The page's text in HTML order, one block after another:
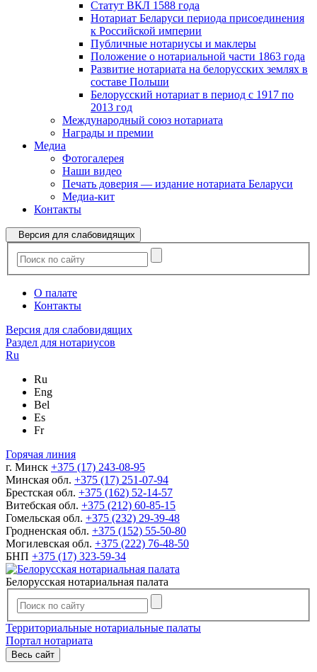
Статут ВКЛ 1588 года
Нотариат Беларуси периода присоединения
к Российской империи
Публичные нотариусы и маклеры
Положение о нотариальной части 1863 года
Развитие нотариата на белорусских землях в
составе Польши
Белорусский нотариат в период с 1917 по
2013 год
Международный союз нотариата
Награды и премии
Медиа
Фотогалерея
Наши видео
Печать доверия — издание нотариата Беларуси
Медиа-кит
Контакты
Версия для слабовидящих
О палате
Контакты
Версия для слабовидящих
Раздел для нотариусов
Ru
Ru
Eng
Bel
Es
Fr
Горячая линия
г. Минск +375 (17) 243-08-95
Минская обл. +375 (17) 251-07-94
Брестская обл. +375 (162) 52-14-57
Витебская обл. +375 (212) 60-85-15
Гомельская обл. +375 (232) 29-39-48
Гродненская обл. +375 (152) 55-50-80
Могилевская обл. +375 (222) 76-48-50
БНП +375 (17) 323-59-34
Белорусская нотариальная палата
Территориальные нотариальные палаты
Портал нотариата
Весь сайт